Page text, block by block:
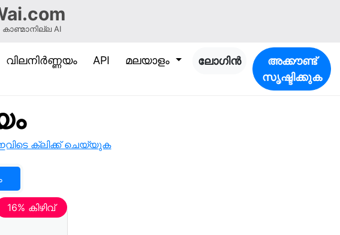
കാണ്മാനില്ല AI
വിലനിർണ്ണയം API മലയാളം ലോഗിൻ
അക്കൗണ്ട്
സൃഷ്ടിക്കുക
ക്ലിക്ക് ചെയ്യുക
16% കിഴിവ്